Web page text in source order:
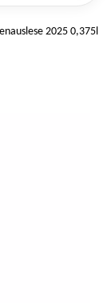
2025 0,375l